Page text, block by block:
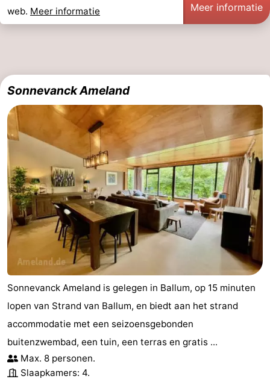
web. Meer informatie Meer informatie
Sonnevanck Ameland
Sonnevanck Ameland is gelegen in Ballum, op 15 minuten
lopen van Strand van Ballum, en biedt aan het strand
accommodatie met een seizoensgebonden
buitenzwembad, een tuin, een terras en gratis ...
Max. 8 personen.
Slaapkamers: 4.